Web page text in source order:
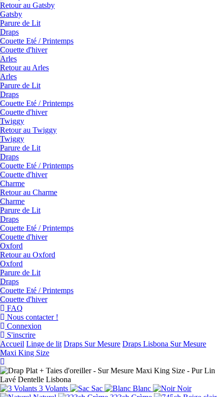
Retour au Gatsby
Gatsby
Parure de Lit
Draps
Couette Eté / Printemps
Couette d'hiver
Arles
Retour au Arles
Arles
Parure de Lit
Draps
Couette Eté / Printemps
Couette d'hiver
Twiggy
Retour au Twiggy
Twiggy
Parure de Lit
Draps
Couette Eté / Printemps
Couette d'hiver
Charme
Retour au Charme
Charme
Parure de Lit
Draps
Couette Eté / Printemps
Couette d'hiver
Oxford
Retour au Oxford
Oxford
Parure de Lit
Draps
Couette Eté / Printemps
Couette d'hiver
FAQ
Nous contacter !
Connexion
S'inscrire
Accueil Linge de lit Draps Sur Mesure Draps Lisbona Sur Mesure
Maxi King Size
3 Volants Sac Blanc
Noir